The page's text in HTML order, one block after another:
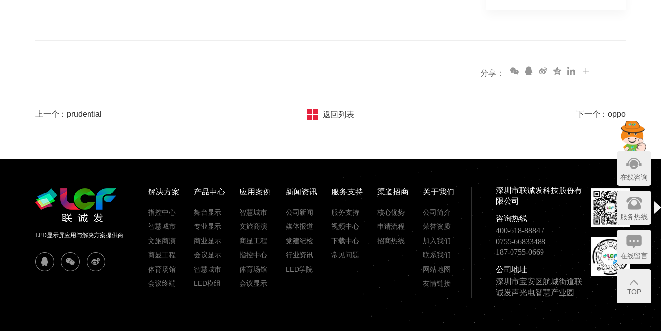
分享：
上一个：prudential 返回列表 下一个：oppo
LED显示屏应用与解决方案提供商
解决方案
指控中心
智慧城市
文旅商演
商显工程
体育场馆
会议终端
产品中心
舞台显示
专业显示
商业显示
会议显示
智慧城市
LED模组
应用案例
智慧城市
文旅商演
商显工程
指控中心
体育场馆
会议显示
新闻资讯
公司新闻
媒体报道
党建纪检
行业资讯
LED学院
服务支持
服务支持
视频中心
下载中心
常见问题
渠道招商
核心优势
申请流程
招商热线
关于我们
公司简介
荣誉资质
加入我们
联系我们
网站地图
友情链接
深圳市联诚发科技股份有
限公司
咨询热线
400-618-8884 /
0755-66833488
187-0755-0669
公司地址
深圳市宝安区航城街道联
诚发声光电智慧产业园
在线咨询
服务热线
在线留言
TOP